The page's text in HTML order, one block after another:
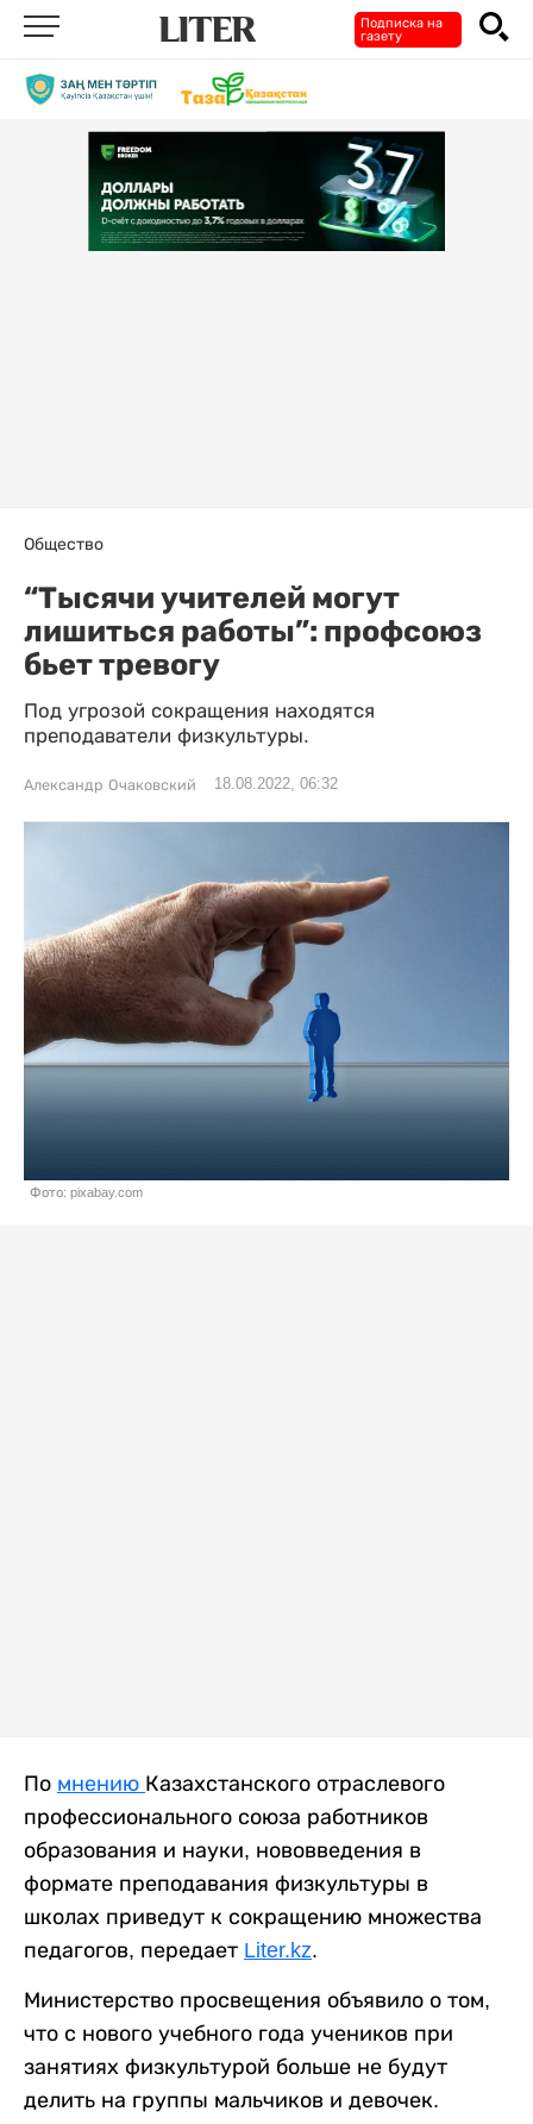
Подписка на
газету
Общество
“Тысячи учителей могут
лишиться работы”: профсоюз
бьет тревогу
Под угрозой сокращения находятся
преподаватели физкультуры.
Александр Очаковский 18.08.2022, 06:32
Фото: pixabay.com
По мнению Казахстанского отраслевого
профессионального союза работников
образования и науки, нововведения в
формате преподавания физкультуры в
школах приведут к сокращению множества
педагогов, передает Liter.kz.
Министерство просвещения объявило о том,
что с нового учебного года учеников при
занятиях физкультурой больше не будут
делить на группы мальчиков и девочек.